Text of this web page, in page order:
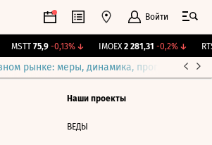
Войти
MSTT 75,9 -0,13%↓ IMOEX 2 281,31 -0,2%↓
рынке: меры, динамика, прогнозы
Наши проекты
ВЕДЫ